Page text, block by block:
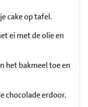
cake op tafel.
ei met de olie en
het bakmeel toe en
chocolade erdoor.